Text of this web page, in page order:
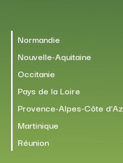
Normandie
Nouvelle-Aquitaine
Occitanie
Pays de la Loire
Provence-Alpes-Côte
Martinique
Réunion